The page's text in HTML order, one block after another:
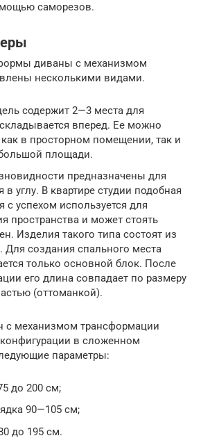
саморезов.
диваны с механизмом
несколькими видами.
содержит 2—3 места для
вперед. Ее можно
как в просторном помещении, так и
площади.
предназначены для
в углу. В квартире студии подобная
с успехом используется для
пространства и может стоять
Изделия такого типа состоят из
Для создания спального места
только основной блок. После
его длина совпадает по размеру
(оттоманкой).
с механизмом трансформации
в сложенном
параметры:
до 200 см;
90—105 см;
до 195 см.